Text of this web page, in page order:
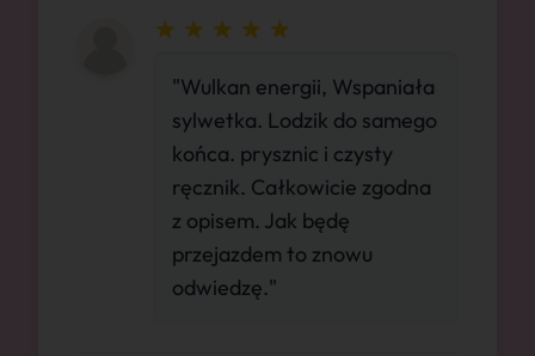
"Wulkan energii, Wspaniała
sylwetka. Lodzik do samego
końca. prysznic i czysty
ręcznik. Całkowicie zgodna
z opisem. Jak będę
przejazdem to znowu
odwiedzę."